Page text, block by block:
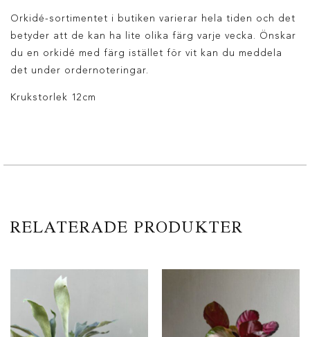
Orkidé-sortimentet i butiken varierar hela tiden och det
betyder att de kan ha lite olika färg varje vecka. Önskar
du en orkidé med färg istället för vit kan du meddela
det under ordernoteringar.
Krukstorlek 12cm
RELATERADE PRODUKTER